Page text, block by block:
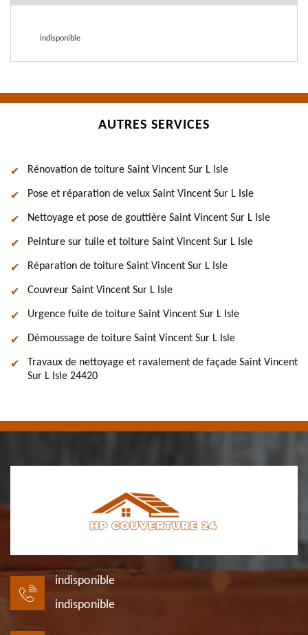
indisponible
AUTRES SERVICES
Rénovation de toiture Saint Vincent Sur L Isle
Pose et réparation de velux Saint Vincent Sur L Isle
Nettoyage et pose de gouttière Saint Vincent Sur L Isle
Peinture sur tuile et toiture Saint Vincent Sur L Isle
Réparation de toiture Saint Vincent Sur L Isle
Couvreur Saint Vincent Sur L Isle
Urgence fuite de toiture Saint Vincent Sur L Isle
Démoussage de toiture Saint Vincent Sur L Isle
Travaux de nettoyage et ravalement de façade Saint Vincent
Sur L Isle 24420
indisponible
indisponible